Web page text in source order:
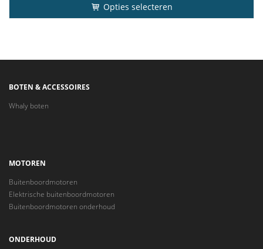
Opties selecteren
BOTEN & ACCESSOIRES
Whaly boten
MOTOREN
Buitenboordmotoren
Elektrische buitenboordmotoren
Buitenboordmotoren onderhoud
ONDERHOUD